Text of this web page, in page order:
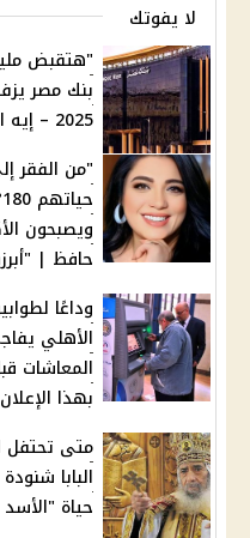
لا يفوتك
"هتقبض
بنك مصر
2025 – إيه الحكاية؟
ويصبحون
حافظ |
الأهلي
بهذا
متى تحتفل
البابا
حياة